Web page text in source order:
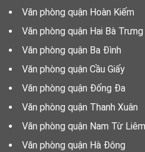
Văn phòng quận Hoàn Kiếm
Văn phòng quận Hai Bà Trưng
Văn phòng quận Ba Đình
Văn phòng quận Cầu Giấy
Văn phòng quận Đống Đa
Văn phòng quận Thanh Xuân
Văn phòng quận Nam Từ Liêm
Văn phòng quận Hà Đông